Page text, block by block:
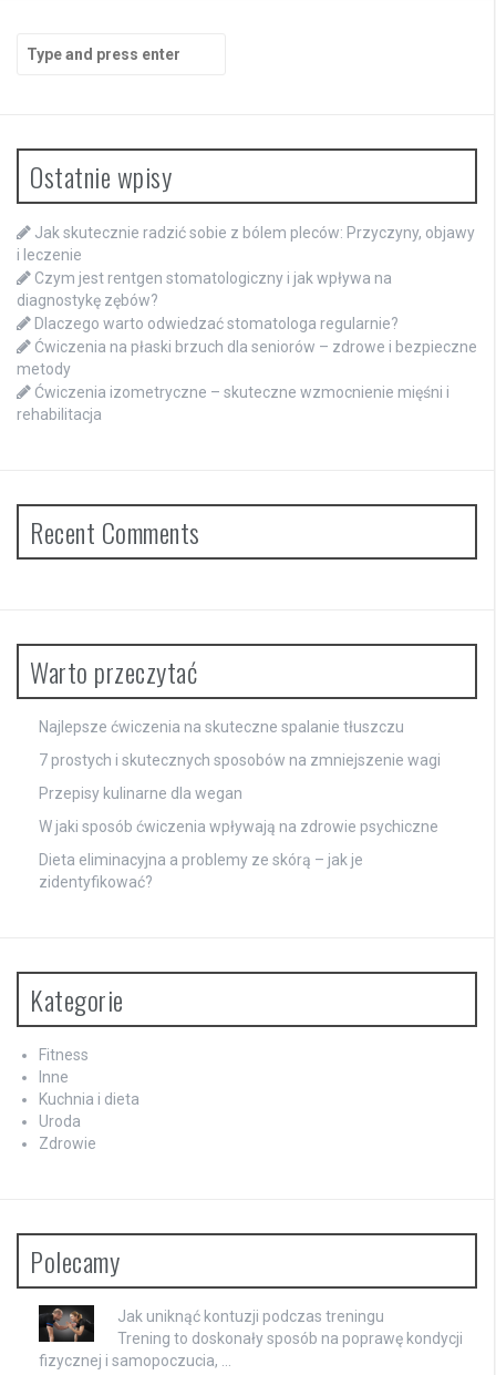
for:
Ostatnie wpisy
Jak skutecznie radzić sobie z bólem pleców: Przyczyny, objawy
i leczenie
Czym jest rentgen stomatologiczny i jak wpływa na
diagnostykę zębów?
Dlaczego warto odwiedzać stomatologa regularnie?
Ćwiczenia na płaski brzuch dla seniorów – zdrowe i bezpieczne
metody
Ćwiczenia izometryczne – skuteczne wzmocnienie mięśni i
rehabilitacja
Recent Comments
Warto przeczytać
Najlepsze ćwiczenia na skuteczne spalanie tłuszczu
7 prostych i skutecznych sposobów na zmniejszenie wagi
Przepisy kulinarne dla wegan
W jaki sposób ćwiczenia wpływają na zdrowie psychiczne
Dieta eliminacyjna a problemy ze skórą – jak je
zidentyfikować?
Kategorie
Fitness
Inne
Kuchnia i dieta
Uroda
Zdrowie
Polecamy
Jak uniknąć kontuzji podczas treningu
Trening to doskonały sposób na poprawę kondycji
fizycznej i samopoczucia, …